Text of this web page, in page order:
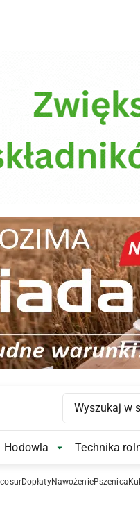
Submenu
Hodowla Hodowla
Technika
DopłatyNawożeniePszenica